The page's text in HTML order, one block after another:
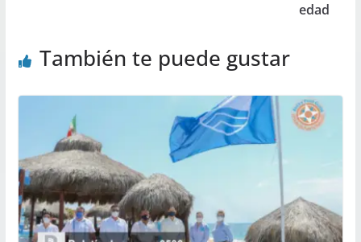
edad
También te puede gustar